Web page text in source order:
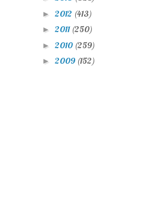
► 2012 (413)
► 2011 (250)
► 2010 (259)
► 2009 (152)